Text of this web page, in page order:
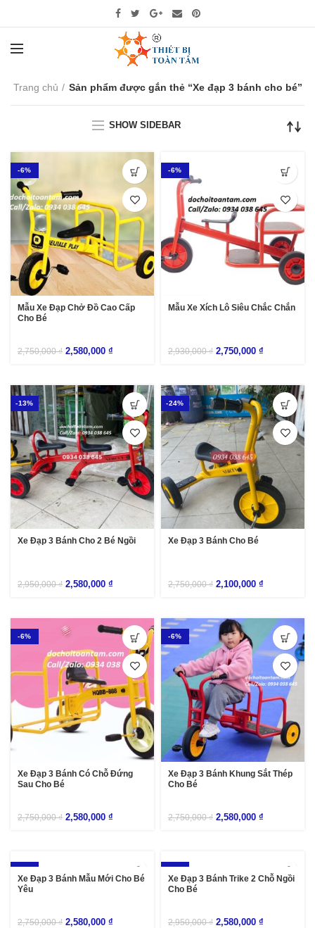
Trang chủ Sản phẩm được gắn thẻ “Xe đạp 3 bánh cho bé”
SHOW SIDEBAR
-6%
Mẫu Xe Đạp Chở Đồ Cao Cấp
Cho Bé
2,750,000₫ 2,580,000 ₫
-6%
Mẫu Xe Xích Lô Siêu Chắc Chắn
2,930,000₫ 2,750,000 ₫
-13%
Xe Đạp 3 Bánh Cho 2 Bé Ngồi
2,950,000₫ 2,580,000 ₫
-24%
Xe Đạp 3 Bánh Cho Bé
2,750,000₫ 2,100,000 ₫
-6%
Xe Đạp 3 Bánh Có Chỗ Đứng
Sau Cho Bé
2,750,000₫ 2,580,000 ₫
-6%
Xe Đạp 3 Bánh Khung Sắt Thép
Cho Bé
2,750,000₫ 2,580,000 ₫
-6%
Xe Đạp 3 Bánh Mẫu Mới Cho Bé
Yêu
2,750,000₫ 2,580,000 ₫
-13%
Xe Đạp 3 Bánh Trike 2 Chỗ Ngồi
Cho Bé
2,950,000₫ 2,580,000 ₫